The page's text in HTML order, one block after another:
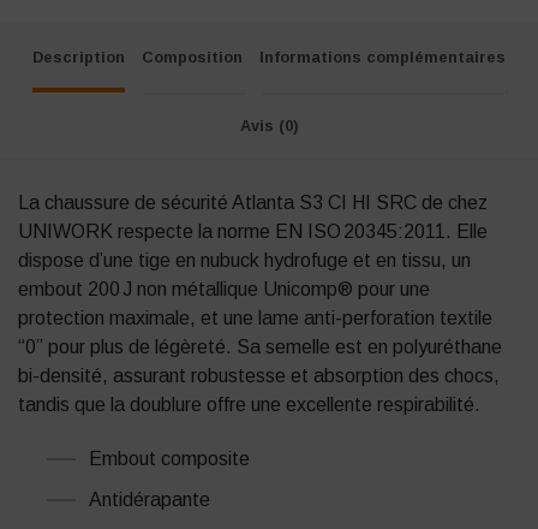
Description Composition Informations complémentaires
Avis (0)
La chaussure de sécurité Atlanta S3 CI HI SRC de chez
UNIWORK respecte la norme EN ISO 20345:2011. Elle
dispose d’une tige en nubuck hydrofuge et en tissu, un
embout 200 J non métallique Unicomp® pour une
protection maximale, et une lame anti-perforation textile
“0” pour plus de légèreté. Sa semelle est en polyuréthane
bi-densité, assurant robustesse et absorption des chocs,
tandis que la doublure offre une excellente respirabilité.
Embout composite
Antidérapante